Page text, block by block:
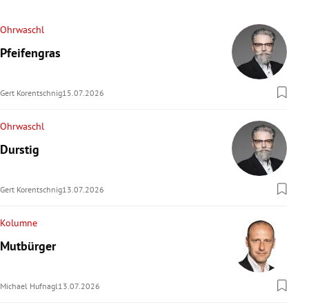
Ohrwaschl
Pfeifengras
Gert Korentschnig15.07.2026
Ohrwaschl
Durstig
Gert Korentschnig13.07.2026
Kolumne
Mutbürger
Michael Hufnagl 13.07.2026